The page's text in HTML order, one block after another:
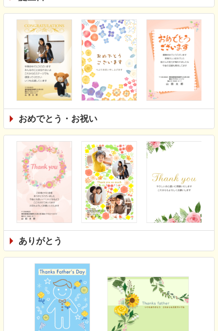
おめでとう・お祝い
ありがとう